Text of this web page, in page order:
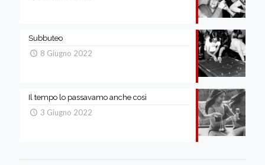
Subbuteo
8 Giugno 2022
Il tempo lo passavamo anche così
3 Giugno 2022